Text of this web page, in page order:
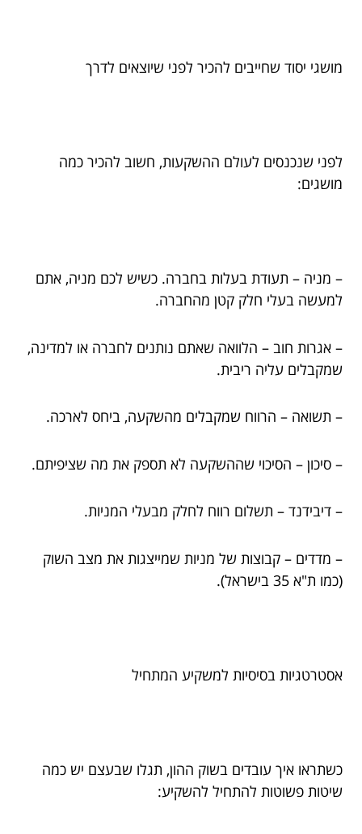
מושגי יסוד שחייבים להכיר לפני שיוצאים לדרך
לפני שנכנסים לעולם ההשקעות, חשוב להכיר כמה
מושגים:
– מניה – תעודת בעלות בחברה. כשיש לכם מניה, אתם
למעשה בעלי חלק קטן מהחברה.
– אגרות חוב – הלוואה שאתם נותנים לחברה או למדינה,
שמקבלים עליה ריבית.
– תשואה – הרווח שמקבלים מהשקעה, ביחס לארכה.
– סיכון – הסיכוי שההשקעה לא תספק את מה שציפיתם.
– דיבידנד – תשלום רווח לחלק מבעלי המניות.
– מדדים – קבוצות של מניות שמייצגות את מצב השוק
(כמו ת"א 35 בישראל).
אסטרטגיות בסיסיות למשקיע המתחיל
כשתראו איך עובדים בשוק ההון, תגלו שבעצם יש כמה
שיטות פשוטות להתחיל להשקיע: